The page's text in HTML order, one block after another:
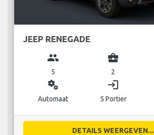
JEEP RENEGADE
group
5
business_center
2
miscellaneous_services
Automaat
login
5 Portier
DETAILS WEERGEVEN...